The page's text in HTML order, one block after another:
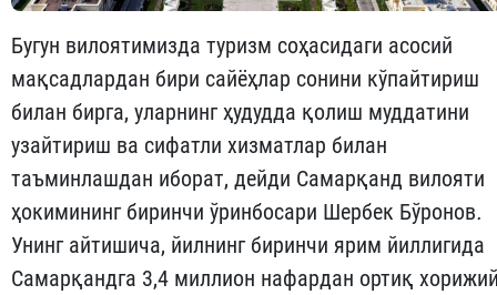
Бугун вилоятимизда туризм соҳасидаги асосий
мақсадлардан бири сайёҳлар сонини кўпайтириш
билан бирга, уларнинг ҳудудда қолиш муддатини
узайтириш ва сифатли хизматлар билан
таъминлашдан иборат, дейди Самарқанд вилояти
ҳокимининг биринчи ўринбосари Шербек Бўронов.
Унинг айтишича, йилнинг биринчи ярим йиллигида
Самарқандга 3,4 миллион нафардан ортиқ